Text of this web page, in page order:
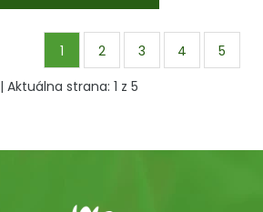
1 2 3 4
5
| Aktuálna strana: 1 z 5